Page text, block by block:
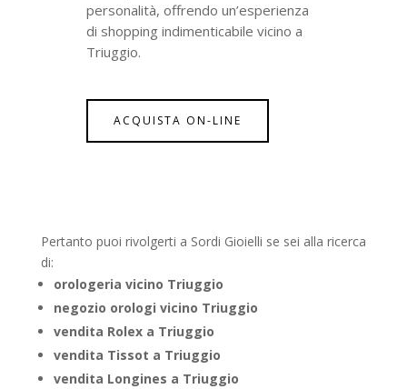
personalità, offrendo un’esperienza
di shopping indimenticabile vicino a
Triuggio.
ACQUISTA ON-LINE
Pertanto puoi rivolgerti a Sordi Gioielli se sei alla ricerca
di:
orologeria vicino Triuggio
negozio orologi vicino Triuggio
vendita Rolex a Triuggio
vendita Tissot a Triuggio
vendita Longines a Triuggio